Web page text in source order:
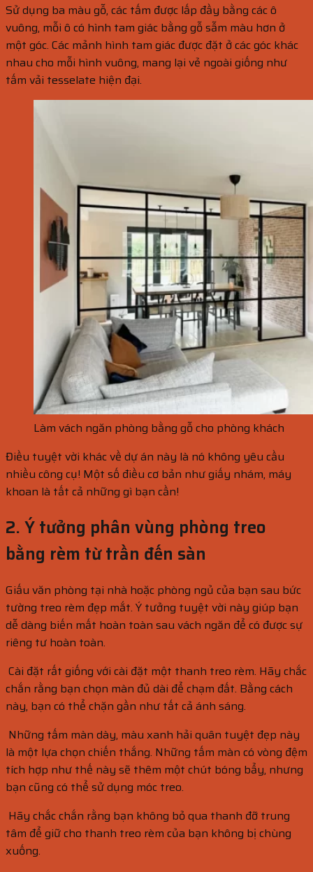
Sử dụng ba màu gỗ, các tấm được lấp đầy bằng các ô
vuông, mỗi ô có hình tam giác bằng gỗ sẫm màu hơn ở
một góc. Các mảnh hình tam giác được đặt ở các góc khác
nhau cho mỗi hình vuông, mang lại vẻ ngoài giống như
tấm vải tesselate hiện đại.
Làm vách ngăn phòng bằng gỗ cho phòng khách
Điều tuyệt vời khác về dự án này là nó không yêu cầu
nhiều công cụ! Một số điều cơ bản như giấy nhám, máy
khoan là tất cả những gì bạn cần!
2. Ý tưởng phân vùng phòng treo
bằng rèm từ trần đến sàn
Giấu văn phòng tại nhà hoặc phòng ngủ của bạn sau bức
tường treo rèm đẹp mắt. Ý tưởng tuyệt vời này giúp bạn
dễ dàng biến mất hoàn toàn sau vách ngăn để có được sự
riêng tư hoàn toàn.
Cài đặt rất giống với cài đặt một thanh treo rèm. Hãy chắc
chắn rằng bạn chọn màn đủ dài để chạm đất. Bằng cách
này, bạn có thể chặn gần như tất cả ánh sáng.
Những tấm màn dày, màu xanh hải quân tuyệt đẹp này
là một lựa chọn chiến thắng. Những tấm màn có vòng đệm
tích hợp như thế này sẽ thêm một chút bóng bẩy, nhưng
bạn cũng có thể sử dụng móc treo.
Hãy chắc chắn rằng bạn không bỏ qua thanh đỡ trung
tâm để giữ cho thanh treo rèm của bạn không bị chùng
xuống.